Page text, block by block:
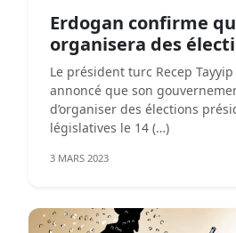
Erdogan confirme
organisera des
Le président turc Recep
annoncé que son
d’organiser des élections
législatives le 14 (…)
3 MARS 2023